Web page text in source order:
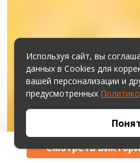
Используя сайт, вы
данных в Cookies для
вашей персонализации и
предусмотренных
Смотреть